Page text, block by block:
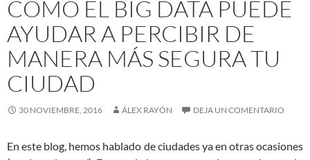
CÓMO EL BIG DATA PUEDE
AYUDAR A PERCIBIR DE
MANERA MÁS SEGURA TU
CIUDAD
30 NOVIEMBRE, 2016 ÁLEX RAYÓN DEJA UN COMENTARIO
En este blog, hemos hablado de ciudades ya en otras ocasiones